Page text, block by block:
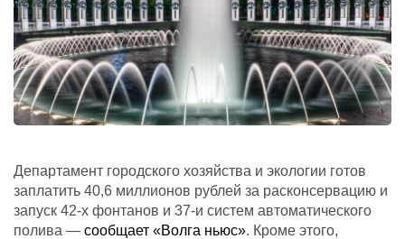
Департамент городского хозяйства и экологии готов
заплатить 40,6 миллионов рублей за расконсервацию и
запуск 42-х фонтанов и 37-и систем автоматического
полива — сообщает «Волга ньюс». Кроме этого,